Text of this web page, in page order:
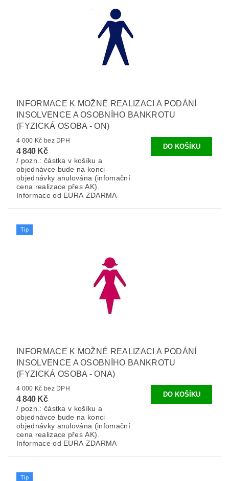
INFORMACE K MOŽNÉ REALIZACI A PODÁNÍ
INSOLVENCE A OSOBNÍHO BANKROTU
(FYZICKÁ OSOBA - ON)
4 000 Kč bez DPH
4 840 Kč
/ pozn.: částka v košíku a
objednávce bude na konci
objednávky anulována (infomační
cena realizace přes AK).
Informace od EURA ZDARMA
Tip
INFORMACE K MOŽNÉ REALIZACI A PODÁNÍ
INSOLVENCE A OSOBNÍHO BANKROTU
(FYZICKÁ OSOBA - ONA)
4 000 Kč bez DPH
4 840 Kč
/ pozn.: částka v košíku a
objednávce bude na konci
objednávky anulována (infomační
cena realizace přes AK).
Informace od EURA ZDARMA
Tip